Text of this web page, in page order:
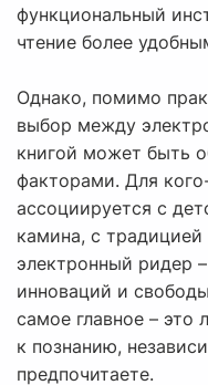
функциональный
чтение более
Однако, помимо
выбор между
книгой может быть
факторами. Для
ассоциируется с
камина, с
электронный ридер
инноваций и
самое главное – это
к познанию,
предпочитаете.